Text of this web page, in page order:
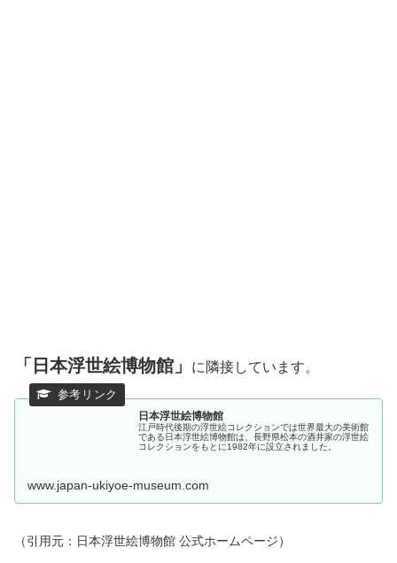
「日本浮世絵博物館」 に隣接しています。
日本浮世絵博物館
江戸時代後期の浮世絵コレクションでは世界最大の美術館
である日本浮世絵博物館は、長野県松本の酒井家の浮世絵
コレクションをもとに1982年に設立されました。
www.japan-ukiyoe-museum.com
（引用元：日本浮世絵博物館 公式ホームページ）